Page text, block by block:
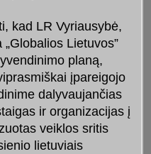
kad LR Vyriausybė,
Lietuvos”
planą,
įpareigojo
dalyvaujančias
ir organizacijas į
veiklos sritis
lietuviais